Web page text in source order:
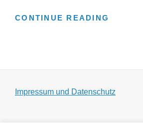
CONTINUE READING
Impressum und Datenschutz